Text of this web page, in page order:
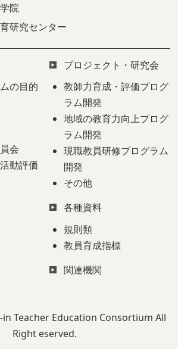
院
研究センター
の目的
会
動評価
プロジェクト・研究会
教師力育成・評価プログ
ラム開発
地域の教育力向上プログ
ラム開発
現職教員研修プログラム
開発
その他
各種資料
規則類
教員育成指標
関連機関
in Teacher Education Consortium All
Right eserved.